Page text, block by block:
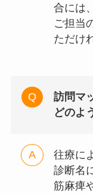
合には、
ご担当
ただけ
訪問マ
どのよ
往療に
診断名
筋麻痺